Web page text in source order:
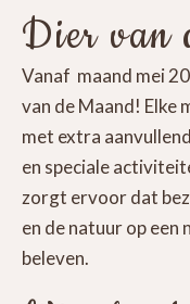
Dier van
Vanaf maand mei
van de Maand! Elke
met extra
en speciale
zorgt ervoor dat
en de natuur op een
beleven.